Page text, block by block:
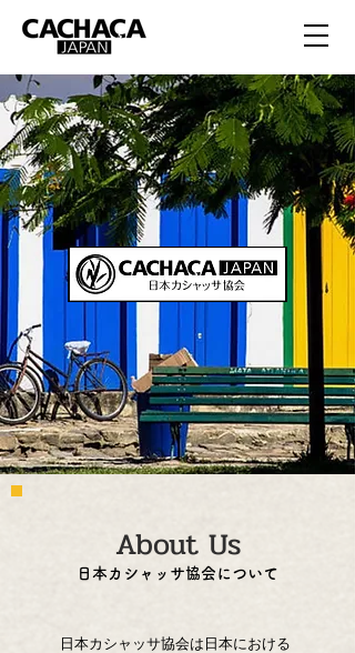
About Us
日本カシャッサ協会について
日本カシャッサ協会は日本における